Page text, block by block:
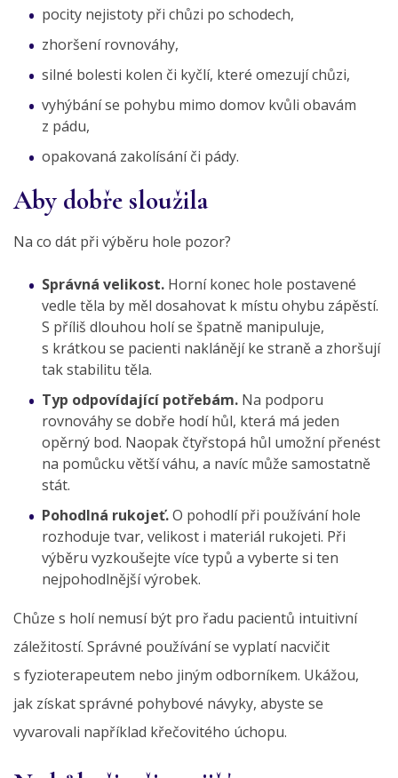
pocity nejistoty při chůzi po schodech,
zhoršení rovnováhy,
silné bolesti kolen či kyčlí, které omezují chůzi,
vyhýbání se pohybu mimo domov kvůli obavám
z pádu,
opakovaná zakolísání či pády.
Aby dobře sloužila
Na co dát při výběru hole pozor?
Správná velikost. Horní konec hole postavené
vedle těla by měl dosahovat k místu ohybu zápěstí.
S příliš dlouhou holí se špatně manipuluje,
s krátkou se pacienti naklánějí ke straně a zhoršují
tak stabilitu těla.
Typ odpovídající potřebám. Na podporu
rovnováhy se dobře hodí hůl, která má jeden
opěrný bod. Naopak čtyřstopá hůl umožní přenést
na pomůcku větší váhu, a navíc může samostatně
stát.
Pohodlná rukojeť.O pohodlí při používání hole
rozhoduje tvar, velikost i materiál rukojeti. Při
výběru vyzkoušejte více typů a vyberte si ten
nejpohodlnější výrobek.
Chůze s holí nemusí být pro řadu pacientů intuitivní
záležitostí. Správné používání se vyplatí nacvičit
s fyzioterapeutem nebo jiným odborníkem. Ukážou,
jak získat správné pohybové návyky, abyste se
vyvarovali například křečovitého úchopu.